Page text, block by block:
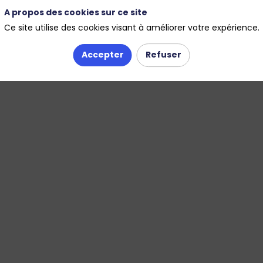
fabrication, et la distribution de tubes et pièces spéciales
et de conduites forcées sous pression pour centrales
A propos des cookies sur ce site
Ce site utilise des cookies visant à améliorer votre expérience.
Accepter Refuser